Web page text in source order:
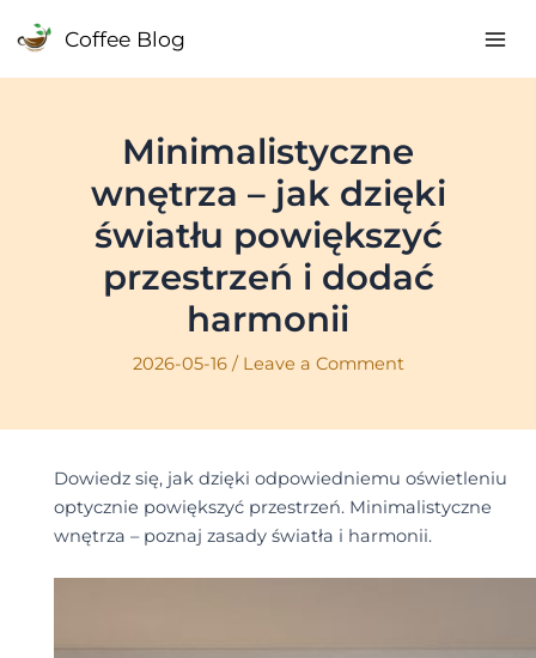
Coffee Blog
Minimalistyczne
wnętrza – jak dzięki
światłu powiększyć
przestrzeń i dodać
harmonii
2026-05-16 / Leave a Comment
Dowiedz się, jak dzięki odpowiedniemu oświetleniu
optycznie powiększyć przestrzeń. Minimalistyczne
wnętrza – poznaj zasady światła i harmonii.